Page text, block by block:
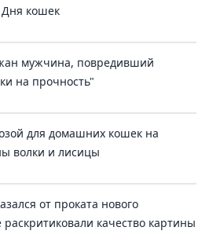
Дня кошек
мужчина, повредивший
на прочность"
для домашних кошек на
волки и лисицы
от проката нового
качество картины